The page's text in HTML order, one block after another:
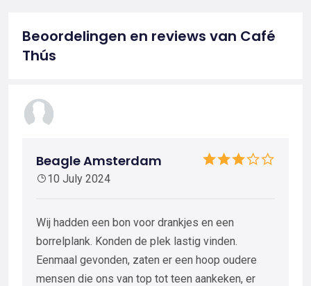
Beoordelingen en reviews van Café
Thús
Beagle Amsterdam
10 July 2024
Wij hadden een bon voor drankjes en een
borrelplank. Konden de plek lastig vinden.
Eenmaal gevonden, zaten er een hoop oudere
mensen die ons van top tot teen aankeken, er